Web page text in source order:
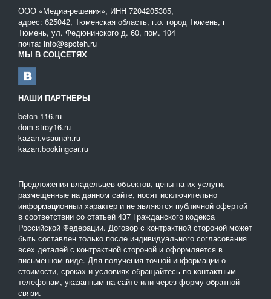
ООО «Медиа-решения», ИНН 7204205305,
адрес: 625042, Тюменская область, г.о. город Тюмень, г
Тюмень, ул. Федюнинского д. 60, пом. 104
почта: info@spcteh.ru
МЫ В СОЦСЕТЯХ
НАШИ ПАРТНЕРЫ
beton-116.ru
dom-stroy16.ru
kazan.vsaunah.ru
kazan.bookingcar.ru
Предложения владельцев объектов, цены на их услуги,
размещенные на данном сайте, носят исключительно
информационныи характер и не являются публичной офертой
в соответствии со статьей 437 Гражданского кодекса
Российской Федерации. Договор с контрактной стороной может
быть составлен только после индивидуального согласования
всех деталей с контрактной стороной и оформляется в
письменном виде. Для получения точной информации о
стоимости, сроках и условиях обращайтесь по контактным
телефонам, указанным на сайте или через форму обратной
связи.